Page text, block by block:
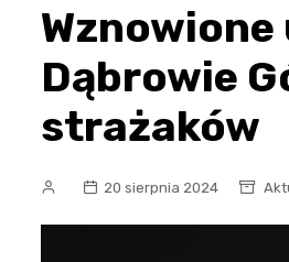
Blog
Dąbrowie
strażaków
20 sierpnia 2024